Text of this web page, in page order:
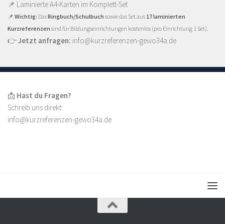
📌 Laminierte A4-Karten im Komplett-Set
📌 Wichtig: DasRingbuch/Schulbuch sowie das Set aus 17 laminierten
Kurzreferenzen sind für Bildungseinrichtungen kostenlos (pro Einrichtung 1 Set).
👉Jetzt anfragen: info@kurzreferenzen-gewo34a.de
📩 Hast du Fragen?
Schreib uns direkt:
info@kurzreferenzen-gewo34a.de